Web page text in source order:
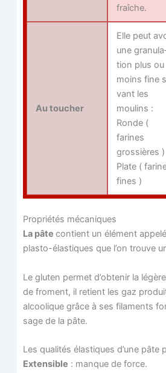
fraîche.
Au tou­cher
Elle peut
une
tion plus ou
moins fine
vant les
moulins :
Ronde (
farines
grossières )
Plate (
fines )
Pro­prié­tés mécaniques
La pâte contient un élé­ment
plas­to-élas­tiques que l’on trouve
Le glu­ten per­met d’ob­te­nir la
de fro­ment, il retient les gaz
alcoo­lique grâce à ses fila­ments
sage de la pâte.
Les qua­li­tés élas­tiques d’une pâte
Exten­sible : manque de force.